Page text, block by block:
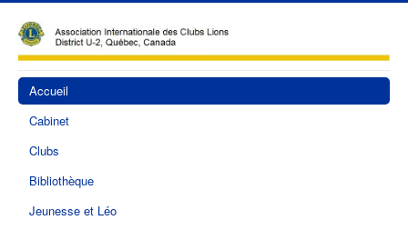
Accueil
Cabinet
Clubs
Bibliothèque
Jeunesse et Léo